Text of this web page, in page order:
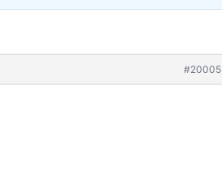
#20005